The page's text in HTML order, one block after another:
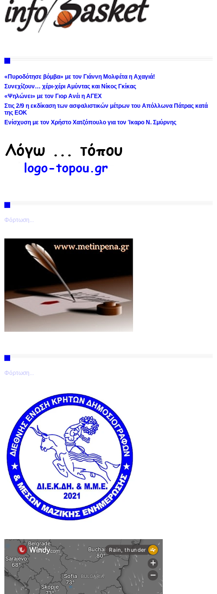
«Πυροδότησε βόμβα» με τον Γιάννη Μολφέτα η Αχαγιά!
Συνεχίζουν… χέρι-χέρι Αμύντας και Νίκος Γκίκας
«Ψηλώνει» με τον Γιορ Ανέι η ΑΓΕΧ
Στις 2/9 η εκδίκαση των ασφαλιστικών μέτρων του Απόλλωνα Πάτρας κατά
της ΕΟΚ
Ενίσχυση με τον Χρήστο Χατζόπουλο για τον Ίκαρο Ν. Σμύρνης
Φόρτωση...
Φόρτωση...